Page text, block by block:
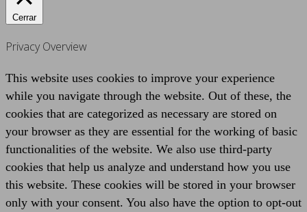
Cerrar
Privacy Overview
This website uses cookies to improve your experience
while you navigate through the website. Out of these, the
cookies that are categorized as necessary are stored on
your browser as they are essential for the working of basic
functionalities of the website. We also use third-party
cookies that help us analyze and understand how you use
this website. These cookies will be stored in your browser
only with your consent. You also have the option to opt-out